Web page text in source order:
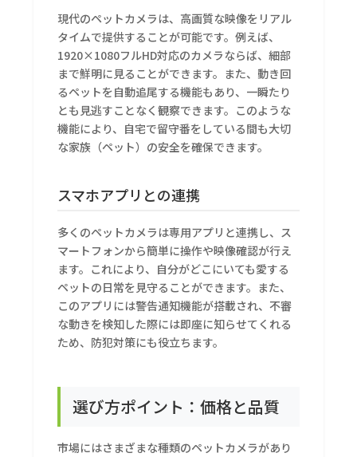
現代のペットカメラは、高画質な映像をリアル
タイムで提供することが可能です。例えば、
1920×1080フルHD対応のカメラならば、細部
まで鮮明に見ることができます。また、動き回
るペットを自動追尾する機能もあり、一瞬たり
とも見逃すことなく観察できます。このような
機能により、自宅で留守番をしている間も大切
な家族（ペット）の安全を確保できます。
スマホアプリとの連携
多くのペットカメラは専用アプリと連携し、ス
マートフォンから簡単に操作や映像確認が行え
ます。これにより、自分がどこにいても愛する
ペットの日常を見守ることができます。また、
このアプリには警告通知機能が搭載され、不審
な動きを検知した際には即座に知らせてくれる
ため、防犯対策にも役立ちます。
選び方ポイント：価格と品質
市場にはさまざまな種類のペットカメラがあり